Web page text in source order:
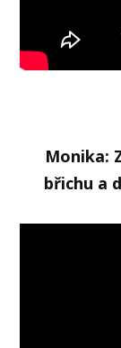
Monika:
břichu a